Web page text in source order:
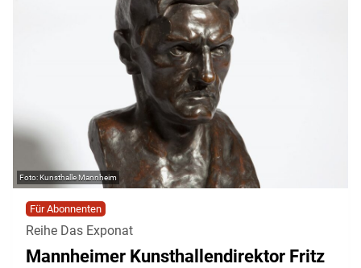
Kunsthalle Mannheim
Für Abonnenten
Reihe Das Exponat
Mannheimer Kunsthallendirektor Fritz